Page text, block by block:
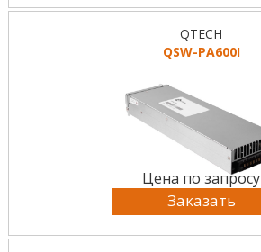
QTECH
QSW-PA600I
Цена по запросу
Заказать